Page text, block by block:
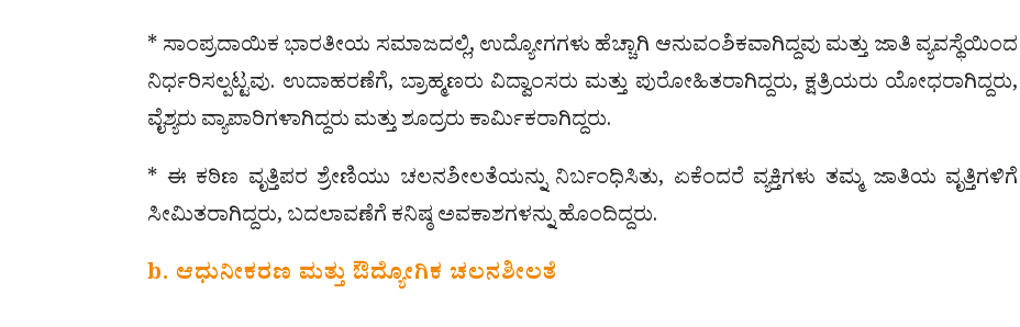
* ಸಾಂಪ್ರದಾಯಿಕ ಭಾರತೀಯ ಸಮಾಜದಲ್ಲಿ, ಉದ್ಯೋಗಗಳು ಹೆಚ್ಚಾಗಿ ಆನುವಂಶಿಕವಾಗಿದ್ದವು ಮತ್ತು ಜಾತಿ ವ್ಯವಸ್ಥೆಯಿಂದ
ನಿರ್ಧರಿಸಲ್ಪಟ್ಟವು. ಉದಾಹರಣೆಗೆ, ಬ್ರಾಹ್ಮಣರು ವಿದ್ವಾಂಸರು ಮತ್ತು ಪುರೋಹಿತರಾಗಿದ್ದರು, ಕ್ಷತ್ರಿಯರು ಯೋಧರಾಗಿದ್ದರು,
ವೈಶ್ಯರು ವ್ಯಾಪಾರಿಗಳಾಗಿದ್ದರು ಮತ್ತು ಶೂದ್ರರು ಕಾರ್ಮಿಕರಾಗಿದ್ದರು.
* ಈ ಕಠಿಣ ವೃತ್ತಿಪರ ಶ್ರೇಣಿಯು ಚಲನಶೀಲತೆಯನ್ನು ನಿರ್ಬಂಧಿಸಿತು, ಏಕೆಂದರೆ ವ್ಯಕ್ತಿಗಳು ತಮ್ಮ ಜಾತಿಯ ವೃತ್ತಿಗಳಿಗೆ
ಸೀಮಿತರಾಗಿದ್ದರು, ಬದಲಾವಣೆಗೆ ಕನಿಷ್ಠ ಅವಕಾಶಗಳನ್ನು ಹೊಂದಿದ್ದರು.
b. ಆಧುನೀಕರಣ ಮತ್ತು ಔದ್ಯೋಗಿಕ ಚಲನಶೀಲತೆ